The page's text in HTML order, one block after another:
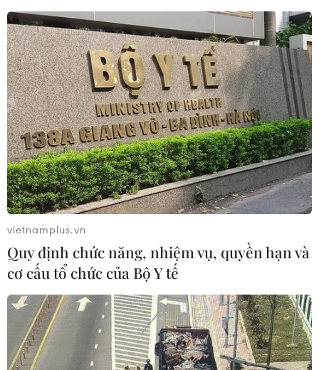
vietnamplus.vn
Quy định chức năng, nhiệm vụ, quyền hạn và
cơ cấu tổ chức của Bộ Y tế